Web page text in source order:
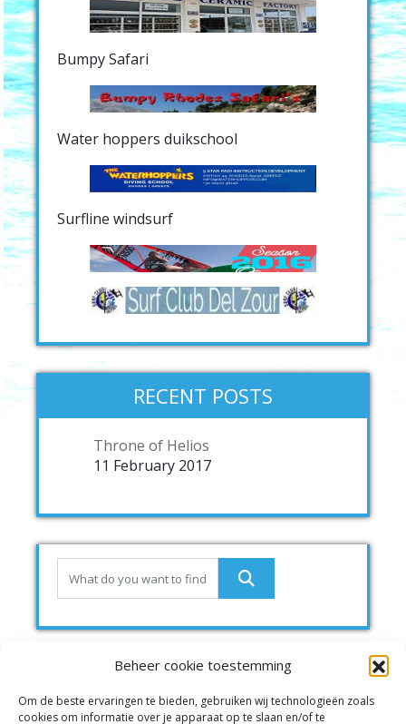
Beheer cookie toestemming
Om de beste ervaringen te bieden, gebruiken wij technologieën zoals
cookies om informatie over je apparaat op te slaan en/of te
Bumpy Safari
Water hoppers duikschool
Surfline windsurf
RECENT POSTS
Throne of Helios
11 February 2017